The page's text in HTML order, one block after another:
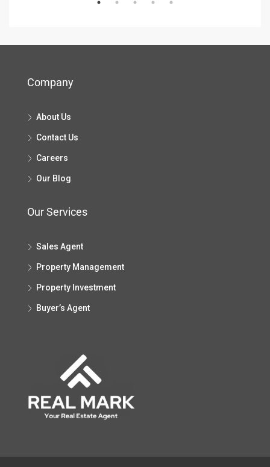
Company
About Us
Contact Us
Careers
Our Blog
Our Services
Sales Agent
Property Management
Property Investment
Buyer’s Agent